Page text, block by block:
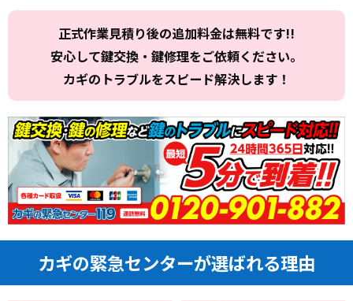
正式作業見積り後の追加料金は無料です!!
安心して鍵交換・鍵修理をご依頼ください。
カギのトラブルをスピード解決します！
カギの緊急センターが選ばれる理由